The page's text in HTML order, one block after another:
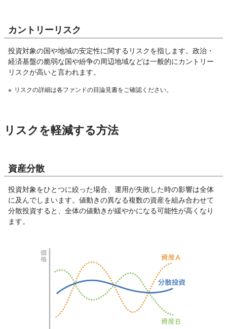
カントリーリスク
投資対象の国や地域の安定性に関するリスクを指します。政治・
経済基盤の脆弱な国や紛争の周辺地域などは一般的にカントリー
リスクが高いと言われます。
※ リスクの詳細は各ファンドの目論見書をご確認ください。
リスクを軽減する方法
資産分散
投資対象をひとつに絞った場合、運用が失敗した時の影響は全体
に及んでしまいます。値動きの異なる複数の資産を組み合わせて
分散投資すると、全体の値動きが緩やかになる可能性が高くなり
ます。